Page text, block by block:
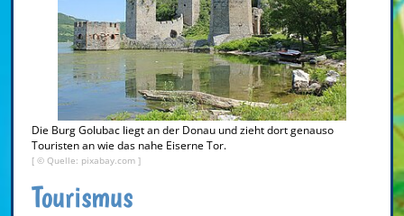
Die Burg Golubac liegt an der Donau und zieht dort genauso
Touristen an wie das nahe Eiserne Tor.
[ © Quelle: pixabay.com ]
Tourismus